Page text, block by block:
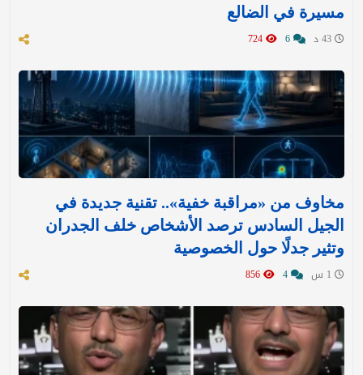
مسيرة في الضالع
مخاوف من «مراقبة خفية».. تقنية جديدة في
الجيل السادس ترصد الأشخاص خلف الجدران
وتثير جدلًا حول الخصوصية